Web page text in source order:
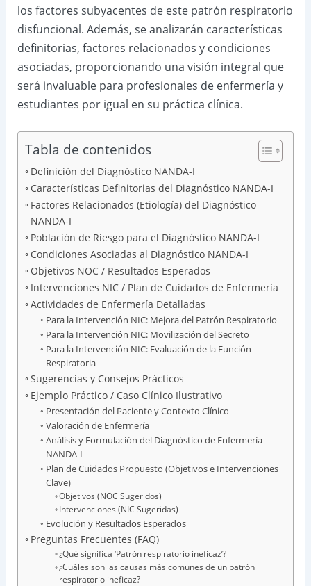
los factores subyacentes de este patrón respiratorio
disfuncional. Además, se analizarán características
definitorias, factores relacionados y condiciones
asociadas, proporcionando una visión integral que
será invaluable para profesionales de enfermería y
estudiantes por igual en su práctica clínica.
Tabla de contenidos
Definición del Diagnóstico NANDA-I
Características Definitorias del Diagnóstico NANDA-I
Factores Relacionados (Etiología) del Diagnóstico
NANDA-I
Población de Riesgo para el Diagnóstico NANDA-I
Condiciones Asociadas al Diagnóstico NANDA-I
Objetivos NOC / Resultados Esperados
Intervenciones NIC / Plan de Cuidados de Enfermería
Actividades de Enfermería Detalladas
Para la Intervención NIC: Mejora del Patrón Respiratorio
Para la Intervención NIC: Movilización del Secreto
Para la Intervención NIC: Evaluación de la Función
Respiratoria
Sugerencias y Consejos Prácticos
Ejemplo Práctico / Caso Clínico Ilustrativo
Presentación del Paciente y Contexto Clínico
Valoración de Enfermería
Análisis y Formulación del Diagnóstico de Enfermería
NANDA-I
Plan de Cuidados Propuesto (Objetivos e Intervenciones
Clave)
Objetivos (NOC Sugeridos)
Intervenciones (NIC Sugeridas)
Evolución y Resultados Esperados
Preguntas Frecuentes (FAQ)
¿Qué significa ‘Patrón respiratorio ineficaz’?
¿Cuáles son las causas más comunes de un patrón
respiratorio ineficaz?